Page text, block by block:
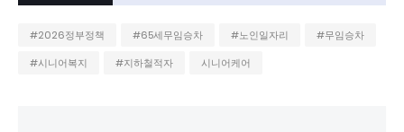
#2026정부정책 #65세무임승차 #노인일자리
#무임승차
#시니어복지
#지하철적자 시니어케어